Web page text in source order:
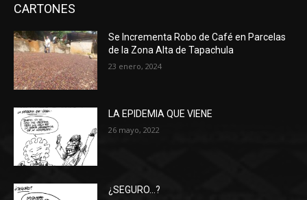
CARTONES
Se Incrementa Robo de Café en Parcelas
de la Zona Alta de Tapachula
23 enero, 2024
LA EPIDEMIA QUE VIENE
26 mayo, 2022
¿SEGURO…?